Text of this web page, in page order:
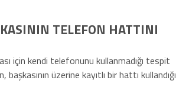
TELEFON HATTINI
için kendi telefonunu kullanmadığı tespit
üzerine kayıtlı bir hattı kullandığı